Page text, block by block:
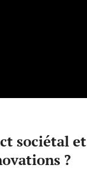
sociétal et
?